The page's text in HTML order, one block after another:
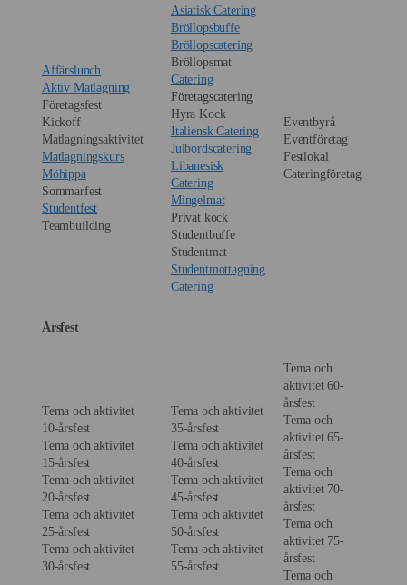
Affärslunch
Aktiv Matlagning
Företagsfest
Kickoff
Matlagningsaktivitet
Matlagningskurs
Möhippa
Sommarfest
Studentfest
Teambuilding
Asiatisk Catering
Bröllopsbuffe
Bröllopscatering
Bröllopsmat
Catering
Företagscatering
Hyra Kock
Italiensk Catering
Julbordscatering
Libanesisk
Catering
Mingelmat
Privat kock
Studentbuffe
Studentmat
Studentmottagning
Catering
Eventbyrå
Eventföretag
Festlokal
Cateringföretag
Årsfest
Tema och aktivitet
10-årsfest
Tema och aktivitet
15-årsfest
Tema och aktivitet
20-årsfest
Tema och aktivitet
25-årsfest
Tema och aktivitet
30-årsfest
Tema och aktivitet
35-årsfest
Tema och aktivitet
40-årsfest
Tema och aktivitet
45-årsfest
Tema och aktivitet
50-årsfest
Tema och aktivitet
55-årsfest
Tema och
aktivitet 60-
årsfest
Tema och
aktivitet 65-
årsfest
Tema och
aktivitet 70-
årsfest
Tema och
aktivitet 75-
årsfest
Tema och